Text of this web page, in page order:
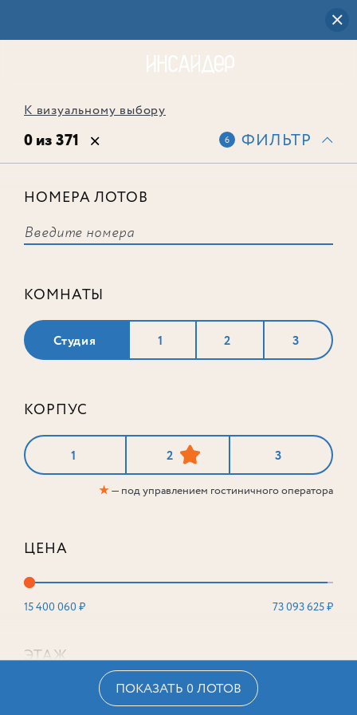
К визуальному выбору
0 из 371 6 ФИЛЬТР
НОМЕРА ЛОТОВ
КОМНАТЫ
Студия 1 2 3
КОРПУС
1 2 3
★— под управлением гостиничного оператора
ЦЕНА
15 400 060 ₽ 73 093 625 ₽
ЭТАЖ
ПОКАЗАТЬ 0 ЛОТОВ
соответствует ни одного лота